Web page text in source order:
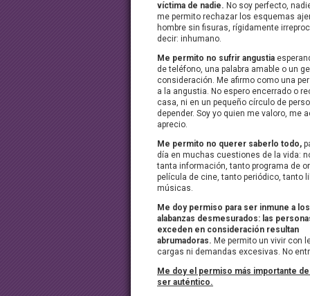
víctima de nadie. No soy perfecto,
me permito rechazar los esquemas
hombre sin fisuras, rígidamente
decir: inhumano.
Me permito no sufrir angustia
de teléfono, una palabra amable o un
consideración. Me afirmo como una
a la angustia. No espero encerrado o
casa, ni en un pequeño círculo de
depender. Soy yo quien me valoro, me
aprecio.
Me permito no querer saberlo todo,
día en muchas cuestiones de la vida:
tanta información, tanto programa de
película de cine, tanto periódico, tanto
músicas.
Me doy permiso para ser inmune a
alabanzas desmesurados: las
exceden en consideración resultan
abrumadoras. Me permito un vivir con
cargas ni demandas excesivas. No
Me doy el permiso más importante
ser auténtico.